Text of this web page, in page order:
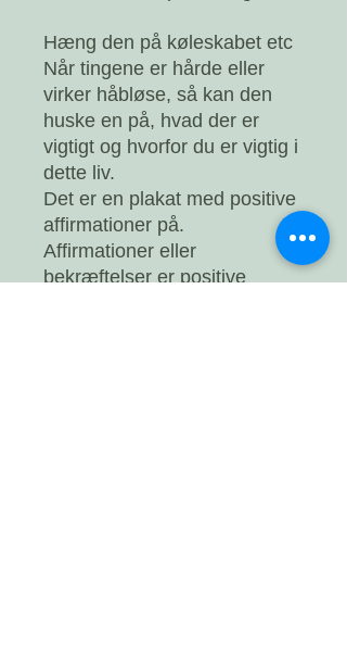
Hæng den på køleskabet etc
Når tingene er hårde eller
virker håbløse, så kan den
huske en på, hvad der er
vigtigt og hvorfor du er vigtig i
dette liv.
Det er en plakat med positive
affirmationer på.
Affirmationer eller
bekræftelser er positive